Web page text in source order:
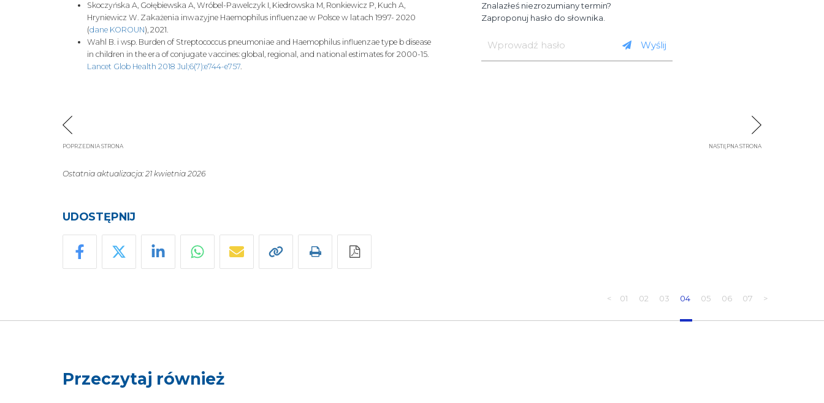
Skoczyńska A, Gołębiewska A, Wróbel-Pawelczyk I, Kiedrowska M, Ronkiewicz P, Kuch A,
Hryniewicz W. Zakażenia inwazyjne Haemophilus influenzae w Polsce w latach 1997- 2020
(dane KOROUN), 2021.
Wahl B. i wsp. Burden of Streptococcus pneumoniae and Haemophilus influenzae type b disease
in children in the era of conjugate vaccines: global, regional, and national estimates for 2000-15.
Lancet Glob Health 2018 Jul;6(7):e744-e757.
Znalazłeś niezrozumiany termin?
Zaproponuj hasło do słownika.
hasło
Wyślij
POPRZEDNIA STRONA NASTĘPNA STRONA
Ostatnia aktualizacja: 21 kwietnia 2026
UDOSTĘPNIJ
< 01 02 03 04 05 06 07 >
Przeczytaj również